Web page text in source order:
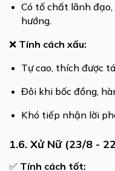
Có tố chất lãnh
hướng.
❌ Tính cách xấu:
Tự cao, thích được
Đôi khi bốc đồng,
Khó tiếp nhận lời
1.6. Xử Nữ (23/8 -
✅ Tính cách tốt: